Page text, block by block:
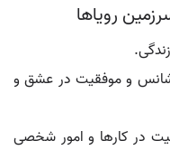
رویاها
شانس و موفقیت در عشق و
در کارها و امور شخصی